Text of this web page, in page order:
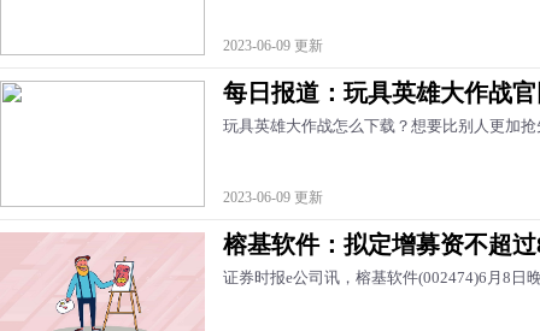
2023-06-09 更新
每日报道：玩具英雄大作战
玩具英雄大作战怎么下载？想要比别人更加
2023-06-09 更新
榕基软件：拟定增募资不超
证券时报e公司讯，榕基软件(002474)6月8日